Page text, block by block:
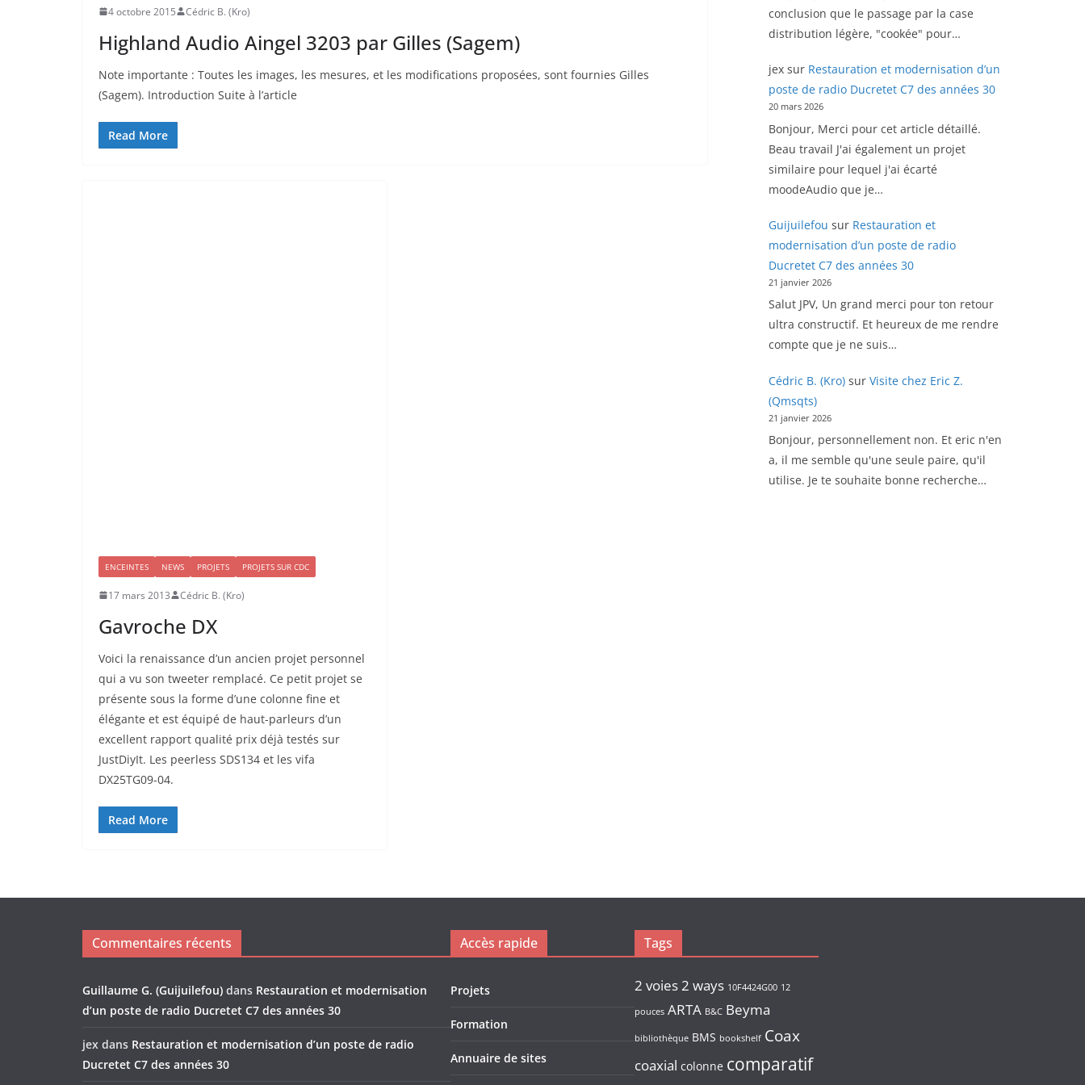
4 octobre 2015 Cédric B. (Kro)
Highland Audio Aingel 3203 par Gilles (Sagem)
Note importante : Toutes les images, les mesures, et les modifications proposées, sont fournies Gilles
(Sagem). Introduction Suite à l’article
Read More
ENCEINTES NEWS PROJETS PROJETS SUR CDC
17 mars 2013 Cédric B. (Kro)
Gavroche DX
Voici la renaissance d’un ancien projet personnel
qui a vu son tweeter remplacé. Ce petit projet se
présente sous la forme d’une colonne fine et
élégante et est équipé de haut-parleurs d’un
excellent rapport qualité prix déjà testés sur
JustDiyIt. Les peerless SDS134 et les vifa
DX25TG09-04.
Read More
conclusion que le passage par la case
distribution légère, "cookée" pour…
jexsur Restauration et modernisation d’un
poste de radio Ducretet C7 des années 30
20 mars 2026
Bonjour, Merci pour cet article détaillé.
Beau travail J'ai également un projet
similaire pour lequel j'ai écarté
moodeAudio que je…
Guijuilefou sur Restauration et
modernisation d’un poste de radio
Ducretet C7 des années 30
21 janvier 2026
Salut JPV, Un grand merci pour ton retour
ultra constructif. Et heureux de me rendre
compte que je ne suis…
Cédric B. (Kro)sur Visite chez Eric Z.
(Qmsqts)
21 janvier 2026
Bonjour, personnellement non. Et eric n'en
a, il me semble qu'une seule paire, qu'il
utilise. Je te souhaite bonne recherche…
Commentaires récents
Guillaume G. (Guijuilefou) dans Restauration et modernisation
d’un poste de radio Ducretet C7 des années 30
jex dans Restauration et modernisation d’un poste de radio
Ducretet C7 des années 30
Accès rapide
Projets
Formation
Annuaire de sites
Tags
2 voies2 ways 10F4424G00 12
pouces ARTA B&C Beyma
bibliothèque BMS bookshelf Coax
coaxial colonne comparatif